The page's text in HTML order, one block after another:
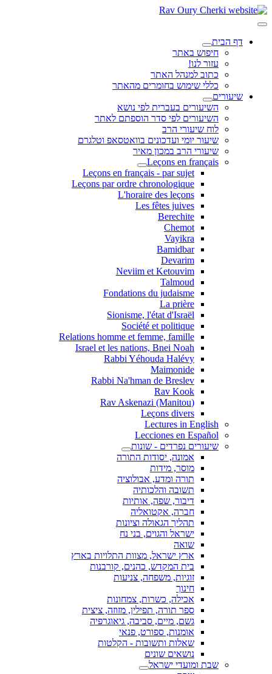
דף הבית
חיפוש באתר
עזור לנו!
כתוב למנהל האתר
כללי שימוש בחומרים מהאתר
שיעורים
השיעורים בעברית לפי נושא
השיעורים לפי סדר הוספתם לאתר
לוח שיעורי הרב
שיעור יומי ועדכונים בוואטסאפ וטלגרם
שיעורי הרב במכון מאיר
Leçons en français
Leçons en français - par sujet
Leçons par ordre chronologique
L'horaire des leçons
Les fêtes juives
Berechite
Chemot
Vayikra
Bamidbar
Devarim
Neviim et Ketouvim
Talmoud
Fondations du judaisme
La prière
Sionisme, l'état d'Israël
Société et politique
Relations homme et femme, famille
Israel et les nations, Bnei Noah
Rabbi Yéhouda Halévy
Maimonide
Rabbi Na'hman de Breslev
Rav Kook
(Rav Askenazi (Manitou
Leçons divers
Lectures in English
Lecciones en Español
שיעורים נפרדים - שונות
אמונה, יסודות התורה
מוסר, מידות
תורה ומדע, אבולוציה
תשובה והלכותיה
דיבור, שפה, אותיות
חברה, אקטואליה
תהליך הגאולה וציונות
ישראל והגוים, בני נח
שואה
ארץ ישראל, מצוות התלויות בארץ
בית המקדש, כהנים, קורבנות
זוגיות, משפחה, צניעות
חינוך
אכילה, כשרות, צמחונות
ספר תורה, תפילין, מזוזה, ציצית
גשם, מיים, סביבה, גיאוגרפיה
אומנות, ספורט, פנאי
שאלות ותשובות - הקלטות
נושאים שונים
שבת ומועדי ישראל